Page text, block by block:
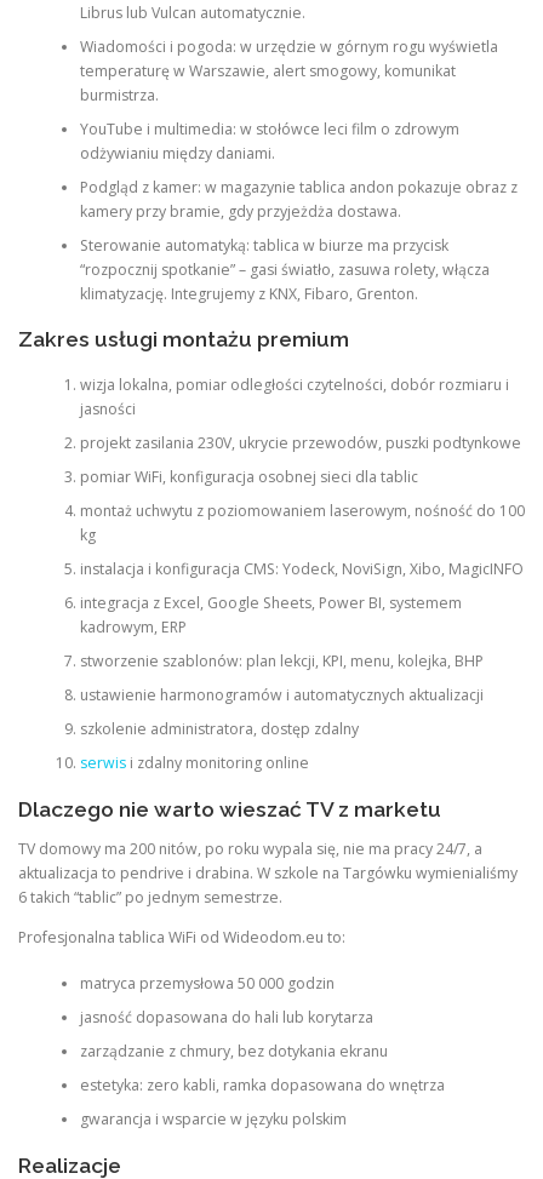
Librus lub Vulcan automatycznie.
Wiadomości i pogoda: w urzędzie w górnym rogu wyświetla
temperaturę w Warszawie, alert smogowy, komunikat
burmistrza.
YouTube i multimedia: w stołówce leci film o zdrowym
odżywianiu między daniami.
Podgląd z kamer: w magazynie tablica andon pokazuje obraz z
kamery przy bramie, gdy przyjeżdża dostawa.
Sterowanie automatyką: tablica w biurze ma przycisk
“rozpocznij spotkanie” – gasi światło, zasuwa rolety, włącza
klimatyzację. Integrujemy z KNX, Fibaro, Grenton.
Zakres usługi montażu premium
wizja lokalna, pomiar odległości czytelności, dobór rozmiaru i
jasności
projekt zasilania 230V, ukrycie przewodów, puszki podtynkowe
pomiar WiFi, konfiguracja osobnej sieci dla tablic
montaż uchwytu z poziomowaniem laserowym, nośność do 100
kg
instalacja i konfiguracja CMS: Yodeck, NoviSign, Xibo, MagicINFO
integracja z Excel, Google Sheets, Power BI, systemem
kadrowym, ERP
stworzenie szablonów: plan lekcji, KPI, menu, kolejka, BHP
ustawienie harmonogramów i automatycznych aktualizacji
szkolenie administratora, dostęp zdalny
serwisi zdalny monitoring online
Dlaczego nie warto wieszać TV z marketu
TV domowy ma 200 nitów, po roku wypala się, nie ma pracy 24/7, a
aktualizacja to pendrive i drabina. W szkole na Targówku wymienialiśmy
6 takich “tablic” po jednym semestrze.
Profesjonalna tablica WiFi od Wideodom.eu to:
matryca przemysłowa 50 000 godzin
jasność dopasowana do hali lub korytarza
zarządzanie z chmury, bez dotykania ekranu
estetyka: zero kabli, ramka dopasowana do wnętrza
gwarancja i wsparcie w języku polskim
Realizacje